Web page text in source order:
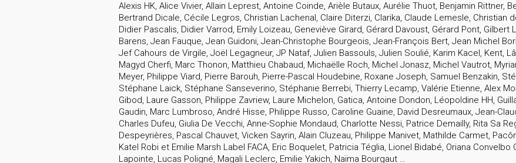
Alexis HK, Alice Vivier, Allain Leprest, Antoine Coinde, Arièle Butaux, Aurélie Thuot, Benjamin Rittner,
Bertrand Dicale, Cécile Legros, Christian Lachenal, Claire Diterzi, Clarika, Claude Lemesle, Christian
Didier Pascalis, Didier Varrod, Emily Loizeau, Geneviève Girard, Gérard Davoust, Gérard Pont,
Barens, Jean Fauque, Jean Guidoni, Jean-Christophe Bourgeois, Jean-François Bert, Jean Michel
Jef Cahours de Virgile, Joël Legagneur, JP Nataf, Julien Bassouls, Julien Soulié, Karim Kacel, Kent,
Magyd Cherfi, Marc Thonon, Matthieu Chabaud, Michaëlle Roch, Michel Jonasz, Michel Vautrot,
Meyer, Philippe Viard, Pierre Barouh, Pierre-Pascal Houdebine, Roxane Joseph, Samuel Benzakin,
Stéphane Laick, Stéphane Sanseverino, Stéphanie Berrebi, Thierry Lecamp, Valérie Etienne, Alex
Gibod, Laure Gasson, Philippe Zavriew, Laure Michelon, Gatica, Antoine Dondon, Léopoldine HH,
Gaudin, Marc Lumbroso, André Hisse, Philippe Russo, Caroline Guaine, David Desreumaux, Jean-
Charles Dufeu, Giulia De Vecchi, Anne-Sophie Mondaud, Charlotte Nessi, Patrice Demailly, Rita Sa
Despeyrières, Pascal Chauvet, Vicken Sayrin, Alain Cluzeau, Philippe Manivet, Mathilde Carmet,
Katel Robi et Emilie Marsh Label FACA, Eric Boquelet, Patricia Téglia, Lionel Bidabé, Oriana Convelbo
Lapointe, Lucas Poligné, Magali Leclerc, Emilie Yakich, Naïma Bourgaut …